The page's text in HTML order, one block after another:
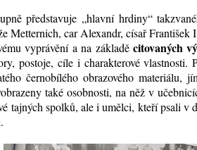
představuje „hlavní hrdiny“
car Alexandr, císař František
vyprávění a na základě citovaných
postoje, cíle i charakterové vlastnosti.
černobílého obrazového materiálu,
také osobnosti, na něž v
tajných spolků, ale i umělci, kteří psali